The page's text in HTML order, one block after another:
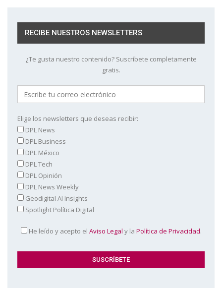
RECIBE NUESTROS NEWSLETTERS
¿Te gusta nuestro contenido? Suscríbete completamente
gratis.
Elige los newsletters que deseas recibir:
DPL News
DPL Business
DPL México
DPL Tech
DPL Opinión
DPL News Weekly
Geodigital AI Insights
Spotlight Política Digital
He leído y acepto el Aviso Legal y la Política de Privacidad.